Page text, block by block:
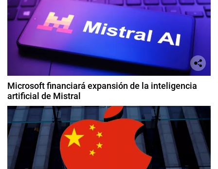
Microsoft financiará expansión de la inteligencia
artificial de Mistral